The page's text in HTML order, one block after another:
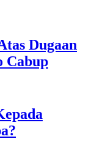
Dugaan
Cabup